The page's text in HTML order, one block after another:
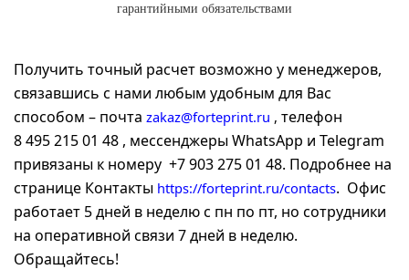
гарантийными обязательствами
Получить точный расчет возможно у менеджеров,
связавшись с нами любым удобным для Вас
способом – почта zakaz@forteprint.ru , телефон
8 495 215 01 48 , мессенджеры WhatsApp и Telegram
привязаны к номеру +7 903 275 01 48. Подробнее на
странице Контакты https://forteprint.ru/contacts. Офис
работает 5 дней в неделю с пн по пт, но сотрудники
на оперативной связи 7 дней в неделю.
Обращайтесь!